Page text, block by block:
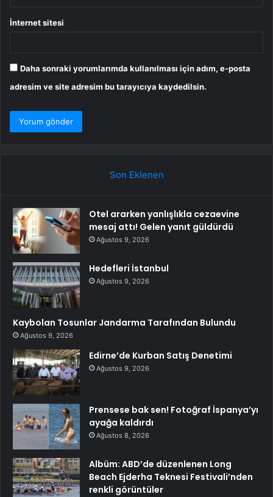
İnternet sitesi
Daha sonraki yorumlarımda kullanılması için adım, e-posta
adresim ve site adresim bu tarayıcıya kaydedilsin.
Son Eklenen
Otel ararken yanlışlıkla cezaevine
mesaj attı! Gelen yanıt güldürdü
Ağustos 9, 2026
Hedefleri İstanbul
Ağustos 9, 2026
Kaybolan Tosunlar Jandarma Tarafından Bulundu
Ağustos 9, 2026
Edirne’de Kurban Satış Denetimi
Ağustos 9, 2026
Prensese bak sen! Fotoğraf İspanya’yı
ayağa kaldırdı
Ağustos 8, 2026
Albüm: ABD’de düzenlenen Long
Beach Ejderha Teknesi Festivali’nden
renkli görüntüler